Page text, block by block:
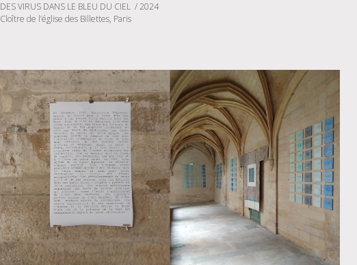
DES VIRUS DANS LE BLEU DU CIEL / 2024
Cloître de l’église des Billettes, Paris